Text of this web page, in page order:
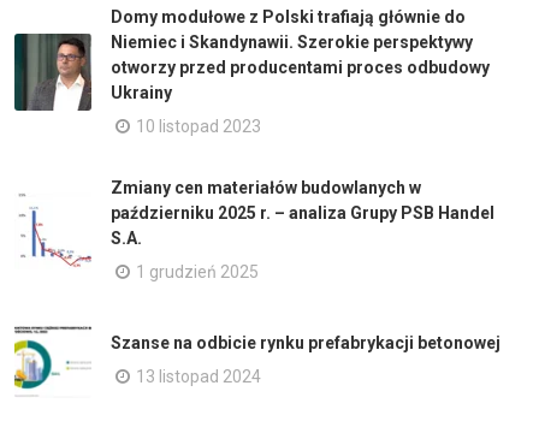
Domy modułowe z Polski trafiają głównie do
Niemiec i Skandynawii. Szerokie perspektywy
otworzy przed producentami proces odbudowy
Ukrainy
10 listopad 2023
Zmiany cen materiałów budowlanych w
październiku 2025 r. – analiza Grupy PSB Handel
S.A.
1 grudzień 2025
Szanse na odbicie rynku prefabrykacji betonowej
13 listopad 2024